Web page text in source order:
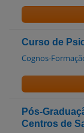
Curso de
Cognos-
Pós-
Centros de